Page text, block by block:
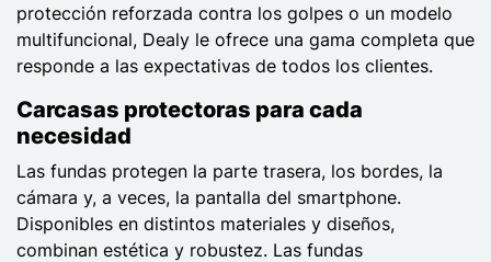
protección reforzada contra los golpes o un modelo
multifuncional, Dealy le ofrece una gama completa que
responde a las expectativas de todos los clientes.
Carcasas protectoras para cada
necesidad
Las fundas protegen la parte trasera, los bordes, la
cámara y, a veces, la pantalla del smartphone.
Disponibles en distintos materiales y diseños,
combinan estética y robustez. Las fundas